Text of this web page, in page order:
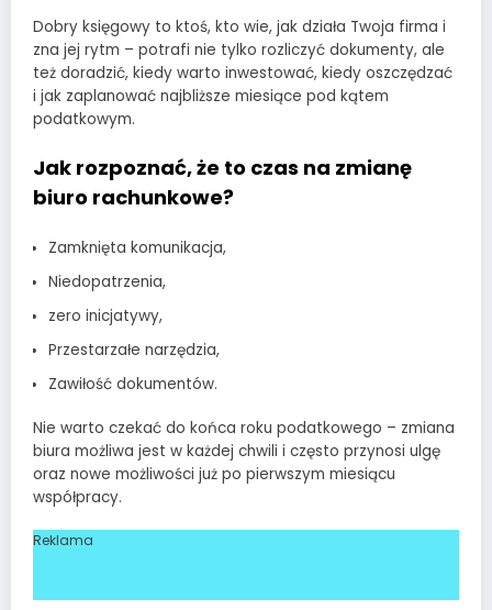
Dobry księgowy to ktoś, kto wie, jak działa Twoja firma i
zna jej rytm – potrafi nie tylko rozliczyć dokumenty, ale
też doradzić, kiedy warto inwestować, kiedy oszczędzać
i jak zaplanować najbliższe miesiące pod kątem
podatkowym.
Jak rozpoznać, że to czas na zmianę
biuro rachunkowe?
Zamknięta komunikacja,
Niedopatrzenia,
zero inicjatywy,
Przestarzałe narzędzia,
Zawiłość dokumentów.
Nie warto czekać do końca roku podatkowego – zmiana
biura możliwa jest w każdej chwili i często przynosi ulgę
oraz nowe możliwości już po pierwszym miesiącu
współpracy.
Reklama